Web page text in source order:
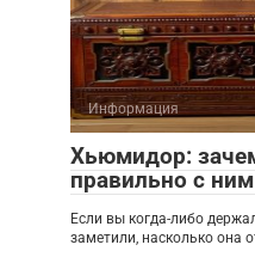
Информация
Хьюмидор:
правильно с
Если вы когда-либо
заметили, насколько она